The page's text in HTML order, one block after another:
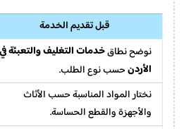
قبل تقديم الخدمة
نوضح نطاقخدمات التغليف والتعبئة في
الأردنحسب نوع الطلب.
نختار المواد المناسبة حسب الأثاث
والأجهزة والقطع الحساسة.